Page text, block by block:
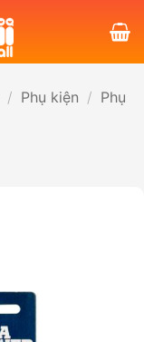
/ Phụ kiện / Phụ